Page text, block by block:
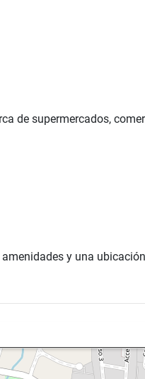
de supermercados,
y una